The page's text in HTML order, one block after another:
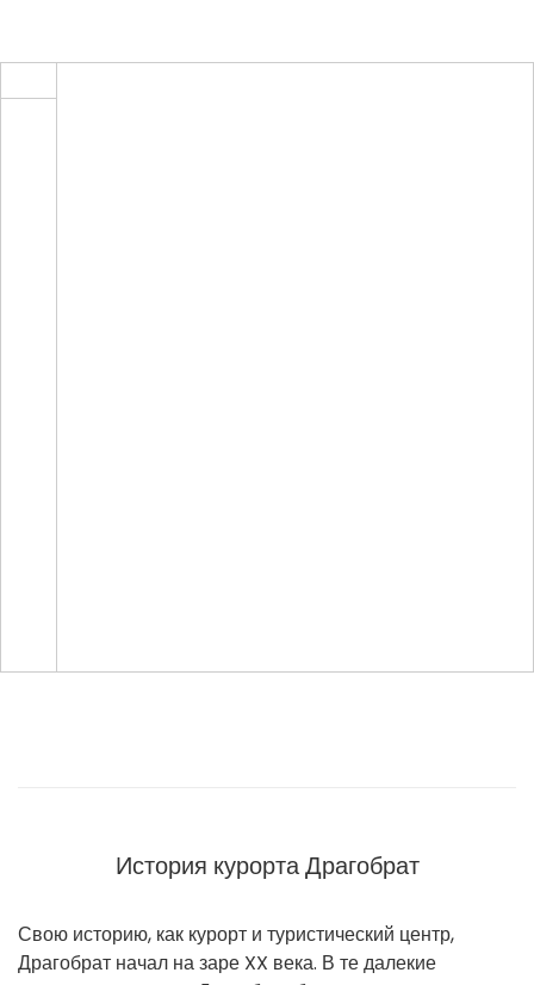
История курорта Драгобрат
Свою историю, как курорт и туристический центр,
Драгобрат начал на заре XX века. В те далекие